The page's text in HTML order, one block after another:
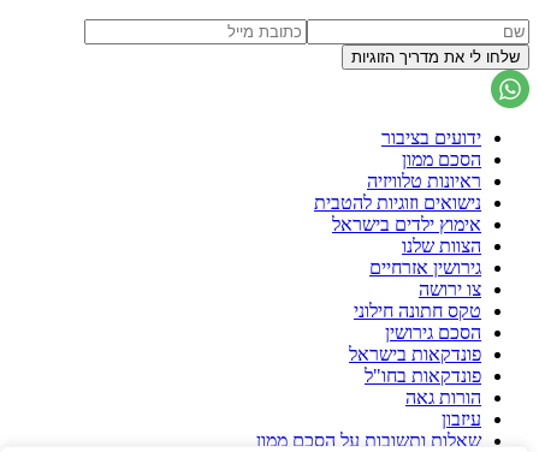
ידועים בציבור
הסכם ממון
ראיונות טלוויזיה
נישואים וזוגיות להטבית
אימוץ ילדים בישראל
הצוות שלנו
גירושין אזרחיים
צו ירושה
טקס חתונה חילוני
הסכם גירושין
פונדקאות בישראל
פונדקאות בחו"ל
הורות גאה
עיזבון
שאלות ותשובות על הסכם ממון